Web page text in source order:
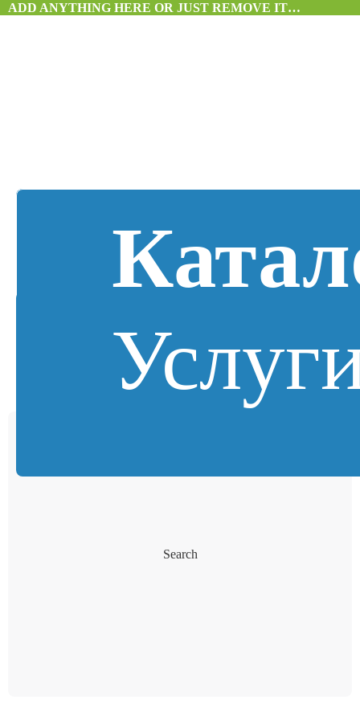
ADD ANYTHING HERE OR JUST REMOVE IT…
Search